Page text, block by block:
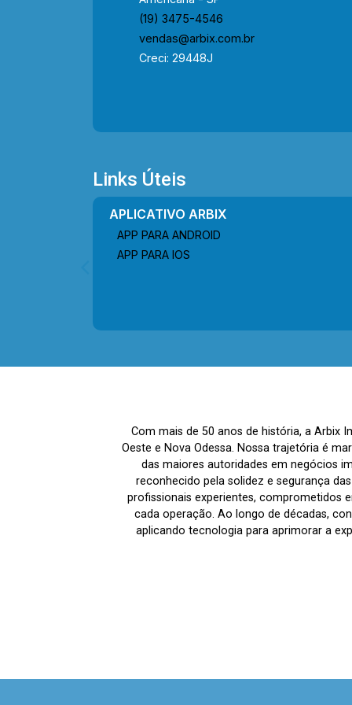
(19) 3475-4546
vendas@arbix.com.br
Creci: 29448J
Links Úteis
APLICATIVO ARBIX
APP PARA ANDROID
APP PARA IOS
Com mais de 50 anos de história, a Arbix
Oeste e Nova Odessa. Nossa trajetória é
das maiores autoridades em negócios
reconhecido pela solidez e segurança
profissionais experientes, comprometidos
cada operação. Ao longo de décadas,
aplicando tecnologia para aprimorar a